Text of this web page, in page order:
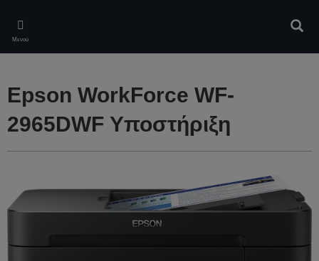
main
content
Μενού
Epson WorkForce WF-
2965DWF Υποστήριξη